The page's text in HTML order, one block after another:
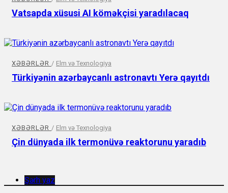
Vatsapda xüsusi AI köməkçisi yaradılacaq
XƏBƏRLƏR / Elm və Texnologiya
Türkiyənin azərbaycanlı astronavtı Yerə qayıtdı
XƏBƏRLƏR / Elm və Texnologiya
Çin dünyada ilk termonüvə reaktorunu yaradıb
Şərh yaz